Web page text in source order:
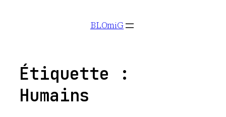
BLOmiG
Étiquette :
Humains